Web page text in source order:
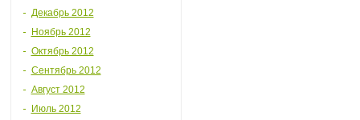
Декабрь 2012
Ноябрь 2012
Октябрь 2012
Сентябрь 2012
Август 2012
Июль 2012